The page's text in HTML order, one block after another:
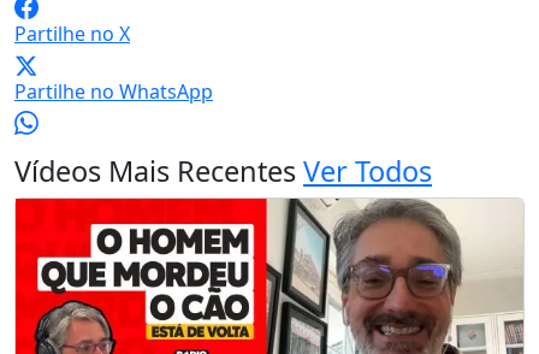
Partilhe no X
Partilhe no WhatsApp
Vídeos Mais RecentesVer Todos